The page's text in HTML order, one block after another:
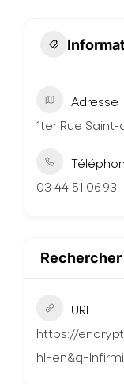
Adresse
1ter Rue
03 44 51 06 93
URL
https://